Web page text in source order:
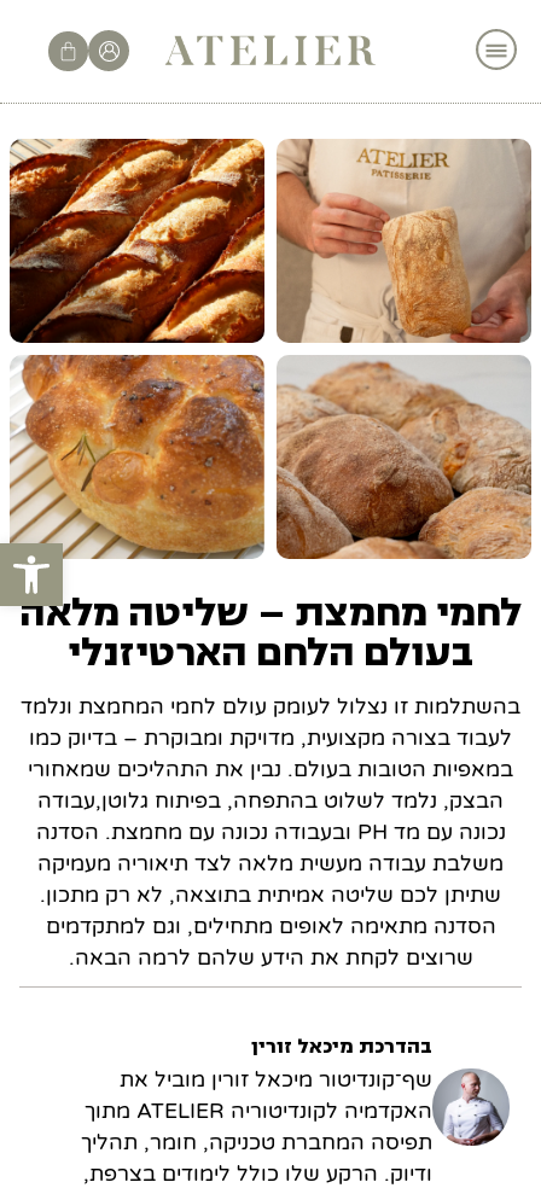
לחמי מחמצת – שליטה מלאה
בעולם הלחם הארטיזנלי
בהשתלמות זו נצלול לעומק עולם לחמי המחמצת ונלמד
לעבוד בצורה מקצועית, מדויקת ומבוקרת – בדיוק כמו
במאפיות הטובות בעולם. נבין את התהליכים שמאחורי
הבצק, נלמד לשלוט בהתפחה, בפיתוח גלוטן,עבודה
נכונה עם מד PH ובעבודה נכונה עם מחמצת.
הסדנה
משלבת עבודה מעשית מלאה לצד תיאוריה מעמיקה
שתיתן לכם שליטה אמיתית בתוצאה, לא רק מתכון.
הסדנה מתאימה לאופים מתחילים, וגם למתקדמים
שרוצים לקחת את הידע שלהם לרמה הבאה.
בהדרכת מיכאל זורין
שף־קונדיטור מיכאל זורין מוביל את
האקדמיה לקונדיטוריה ATELIER מתוך
תפיסה המחברת טכניקה, חומר, תהליך
ודיוק. הרקע שלו כולל לימודים בצרפת,
פתח